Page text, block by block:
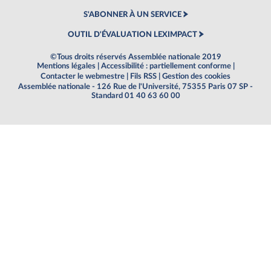
S'ABONNER À UN SERVICE
OUTIL D'ÉVALUATION LEXIMPACT
©Tous droits réservés Assemblée nationale 2019
Mentions légales
Accessibilité : partiellement conforme
Contacter le webmestre
Fils RSS
Gestion des cookies
Assemblée nationale - 126 Rue de l'Université, 75355 Paris 07 SP -
Standard 01 40 63 60 00